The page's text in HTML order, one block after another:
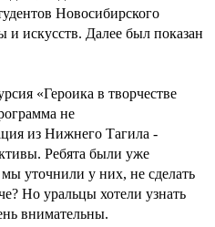
Новосибирского
и искусств. Далее был показан
«Героика в творчестве
не
из Нижнего Тагила -
Ребята были уже
уточнили у них, не сделать
Но уральцы хотели узнать
внимательны.